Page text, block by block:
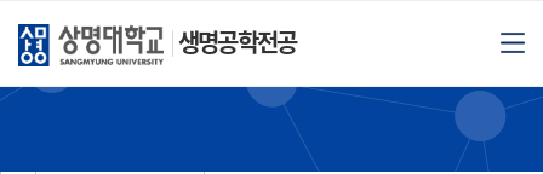
생명공학전공